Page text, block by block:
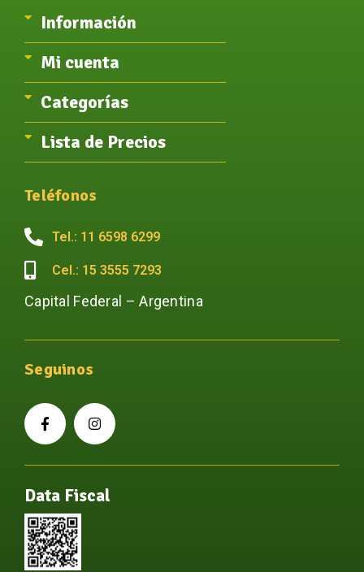
Información
Mi cuenta
Categorías
Lista de Precios
Teléfonos
Tel.: 11 6598 6299
Cel.: 15 3555 7293
Capital Federal – Argentina
Seguinos
Data Fiscal